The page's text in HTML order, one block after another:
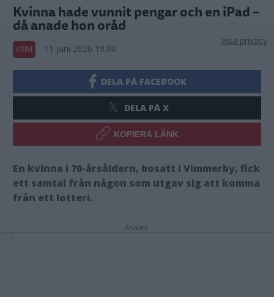
Kvinna hade vunnit pengar och en iPad –
då anade hon oråd
KRIM 11 juni 2026 19.00
DELA PÅ FACEBOOK
DELA PÅ X
KOPIERA LÄNK
En kvinna i 70-årsåldern, bosatt i Vimmerby, fick
ett samtal från någon som utgav sig att komma
från ett lotteri.
Annons:
Visa privacy